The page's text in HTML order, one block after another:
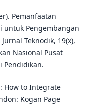
Pemanfaatan
untuk Pengembangan
Teknodik, 19(x),
Nasional Pusat
Pendidikan.
How to Integrate
Kogan Page